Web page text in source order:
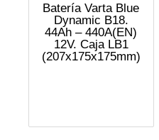
Batería Varta Blue
Dynamic B18.
44Ah – 440A(EN)
12V. Caja LB1
(207x175x175mm)